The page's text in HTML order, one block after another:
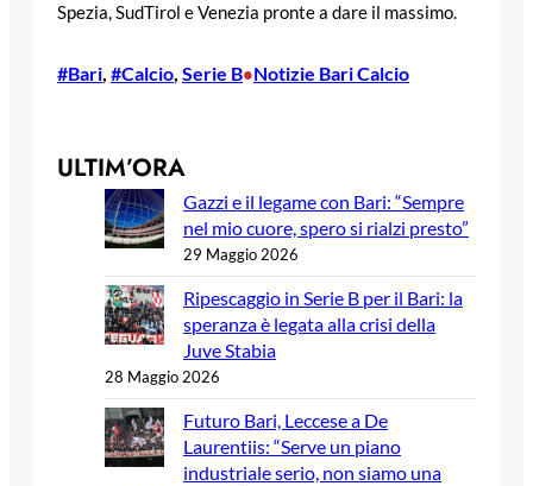
Spezia, SudTirol e Venezia pronte a dare il massimo.
#Bari, #Calcio, Serie B•Notizie Bari Calcio
ULTIM’ORA
Gazzi e il legame con Bari: “Sempre
nel mio cuore, spero si rialzi presto”
29 Maggio 2026
Ripescaggio in Serie B per il Bari: la
speranza è legata alla crisi della
Juve Stabia
28 Maggio 2026
Futuro Bari, Leccese a De
Laurentiis: “Serve un piano
industriale serio, non siamo una